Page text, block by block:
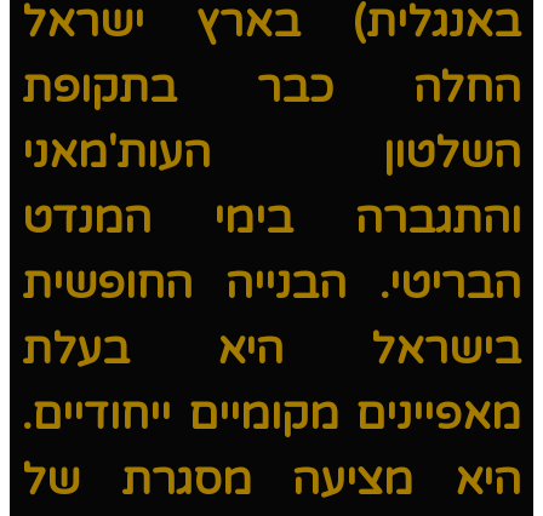
באנגלית) בארץ ישראל
החלה כבר בתקופת
השלטון העות'מאני
והתגברה בימי המנדט
הבריטי. הבנייה החופשית
בישראל היא בעלת
מאפיינים מקומיים ייחודיים.
היא מציעה מסגרת של